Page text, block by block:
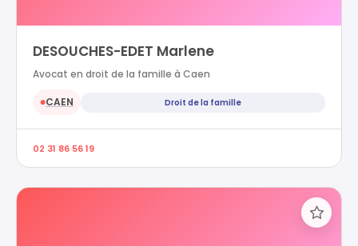
DESOUCHES-EDET Marlene
Avocat en droit de la famille à Caen
●CAEN Droit de la famille
02 31 86 56 19